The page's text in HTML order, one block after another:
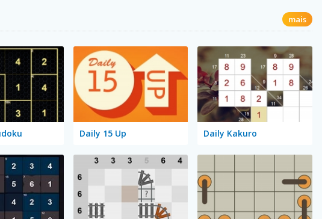
mais
Daily 15 Up Daily Kakuro